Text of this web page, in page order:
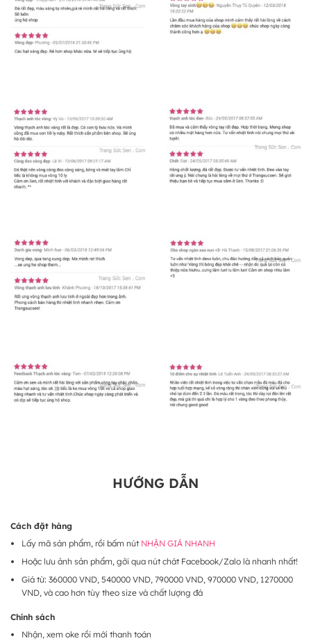
HƯỚNG DẪN
Cách đặt hàng
Lấy mã sản phẩm, rồi bấm nút NHẬN GIÁ NHANH
Hoặc lưu ảnh sản phẩm, gởi qua nút chát Facebook/Zalo là nhanh nhất!
Giá từ: 360000 VND, 540000 VND, 790000 VND, 970000 VND, 1270000
VND, và cao hơn tùy theo size và chất lượng đá
Chính sách
Nhận, xem oke rồi mới thanh toán